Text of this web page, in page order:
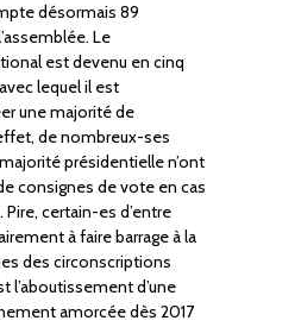
désormais 89
Le
est devenu en cinq
lequel il est
une majorité de
de nombreux-ses
présidentielle n’ont
consignes de vote en cas
Pire, certain-es d’entre
à faire barrage à la
des circonscriptions
l’aboutissement d’une
amorcée dès 2017